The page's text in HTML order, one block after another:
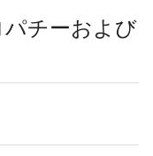
チーおよび